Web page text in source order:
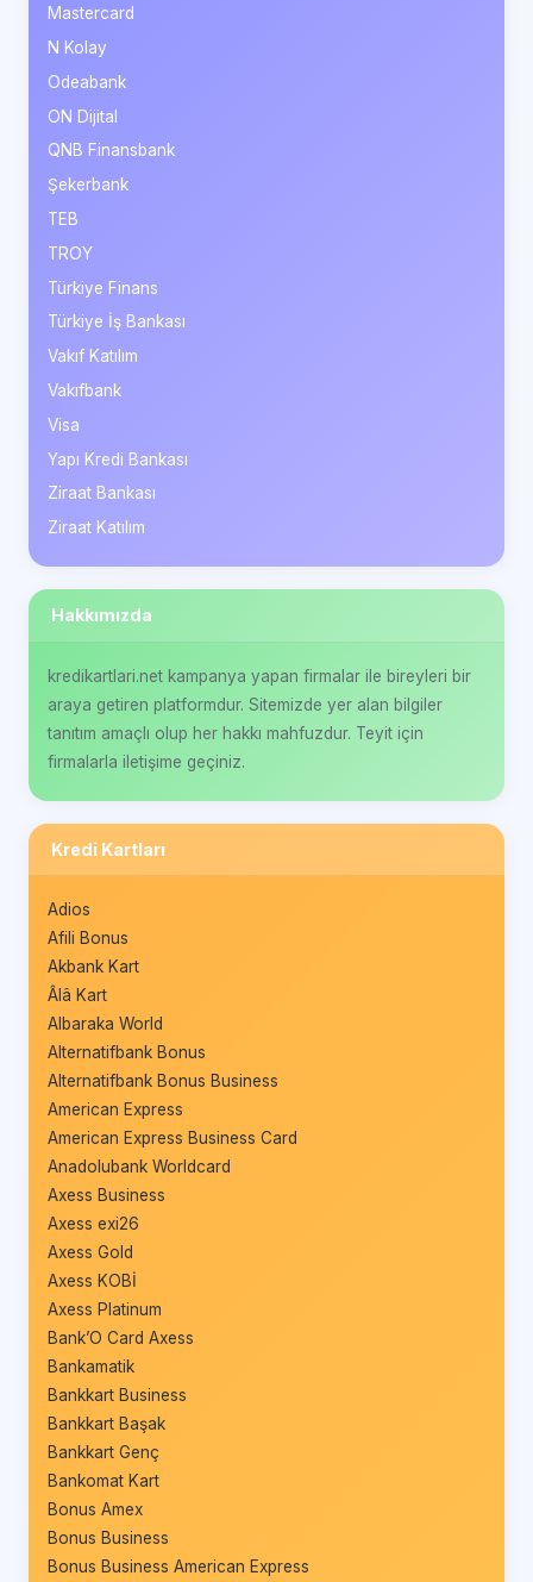
Mastercard
N Kolay
Odeabank
ON Dijital
QNB Finansbank
Şekerbank
TEB
TROY
Türkiye Finans
Türkiye İş Bankası
Vakıf Katılım
Vakıfbank
Visa
Yapı Kredi Bankası
Ziraat Bankası
Ziraat Katılım
Hakkımızda
kredikartlari.net kampanya yapan firmalar ile bireyleri bir
araya getiren platformdur. Sitemizde yer alan bilgiler
tanıtım amaçlı olup her hakkı mahfuzdur. Teyit için
firmalarla iletişime geçiniz.
Kredi Kartları
Adios
Afili Bonus
Akbank Kart
Âlâ Kart
Albaraka World
Alternatifbank Bonus
Alternatifbank Bonus Business
American Express
American Express Business Card
Anadolubank Worldcard
Axess Business
Axess exi26
Axess Gold
Axess KOBİ
Axess Platinum
Bank’O Card Axess
Bankamatik
Bankkart Business
Bankkart Başak
Bankkart Genç
Bankomat Kart
Bonus Amex
Bonus Business
Bonus Business American Express